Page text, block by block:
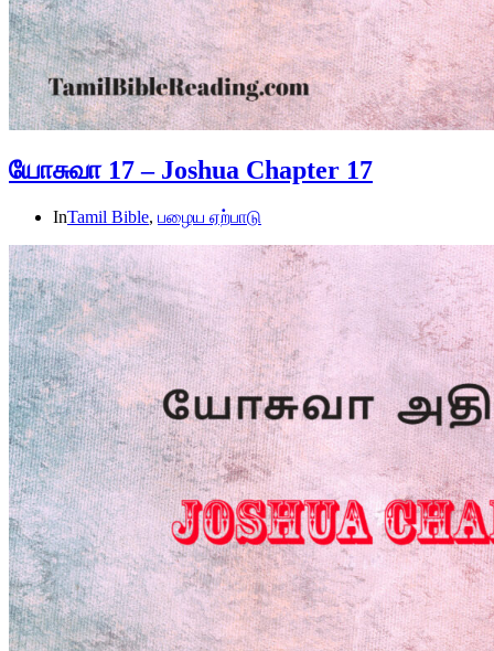
யோசுவா 17 – Joshua Chapter 17
InTamil Bible, பழைய ஏற்பாடு